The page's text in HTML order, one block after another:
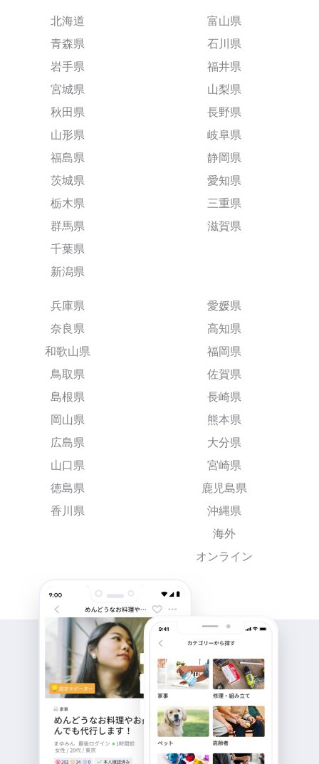
北海道
青森県
岩手県
宮城県
秋田県
山形県
福島県
茨城県
栃木県
群馬県
千葉県
新潟県
富山県
石川県
福井県
山梨県
長野県
岐阜県
静岡県
愛知県
三重県
滋賀県
兵庫県
奈良県
和歌山県
鳥取県
島根県
岡山県
広島県
山口県
徳島県
香川県
愛媛県
高知県
福岡県
佐賀県
長崎県
熊本県
大分県
宮崎県
鹿児島県
沖縄県
海外
オンライン